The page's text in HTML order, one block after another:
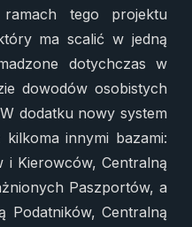
tego projektu
ma scalić w jedną
dotychczas w
dowodów osobistych
dodatku nowy system
innymi bazami:
i Kierowców, Centralną
Paszportów, a
Podatników, Centralną